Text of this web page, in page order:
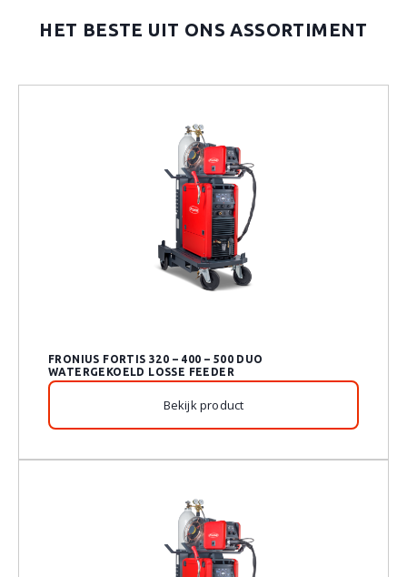
HET BESTE UIT ONS ASSORTIMENT
FRONIUS FORTIS 320 – 400 – 500 DUO
WATERGEKOELD LOSSE FEEDER
Bekijk product